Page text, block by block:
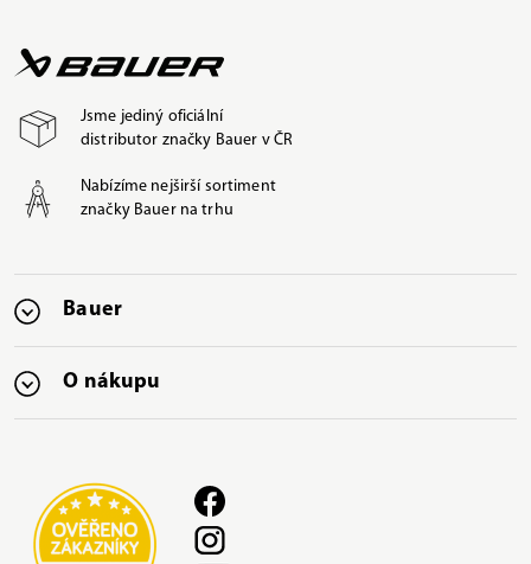
Jsme jediný oficiální
distributor značky Bauer v ČR
Nabízíme nejširší sortiment
značky Bauer na trhu
Bauer
O nákupu